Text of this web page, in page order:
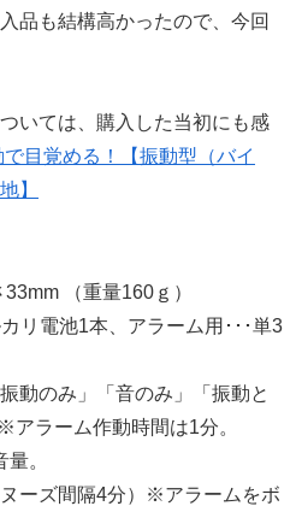
品も結構高かったので、今回
いては、購入した当初にも感
で目覚める！【振動型（バイ
】
（重量160ｇ）
リ電池1本、アラーム用･･･単3
動のみ」「音のみ」「振動と
ラーム作動時間は1分。
。
ーズ間隔4分）※アラームをボ